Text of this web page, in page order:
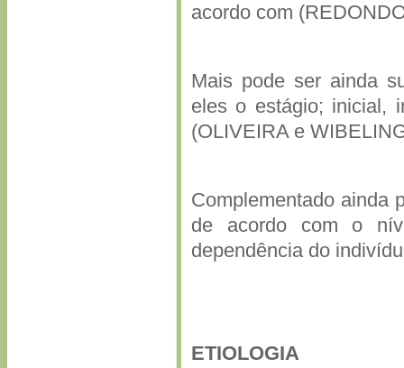
acordo com
Mais pode ser ainda
eles o estágio; inicial,
(OLIVEIRA e
Complementado ainda
de acordo com o
dependência do
ETIOLOGIA